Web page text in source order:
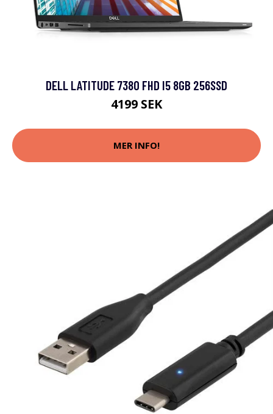
DELL LATITUDE 7380 FHD I5 8GB 256SSD
4199 SEK
MER INFO!